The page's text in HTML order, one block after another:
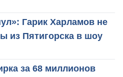
Гарик Харламов не
из Пятигорска в шоу
за 68 миллионов